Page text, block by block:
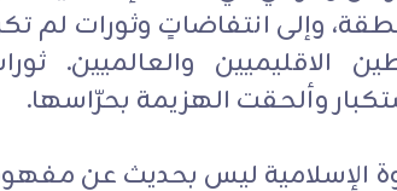
وإلى انتفاضاتٍ وثورات لم
الاقليميين والعالميين.
وألحقت الهزيمة بحرّاسها.
الإسلامية ليس بحديث عن